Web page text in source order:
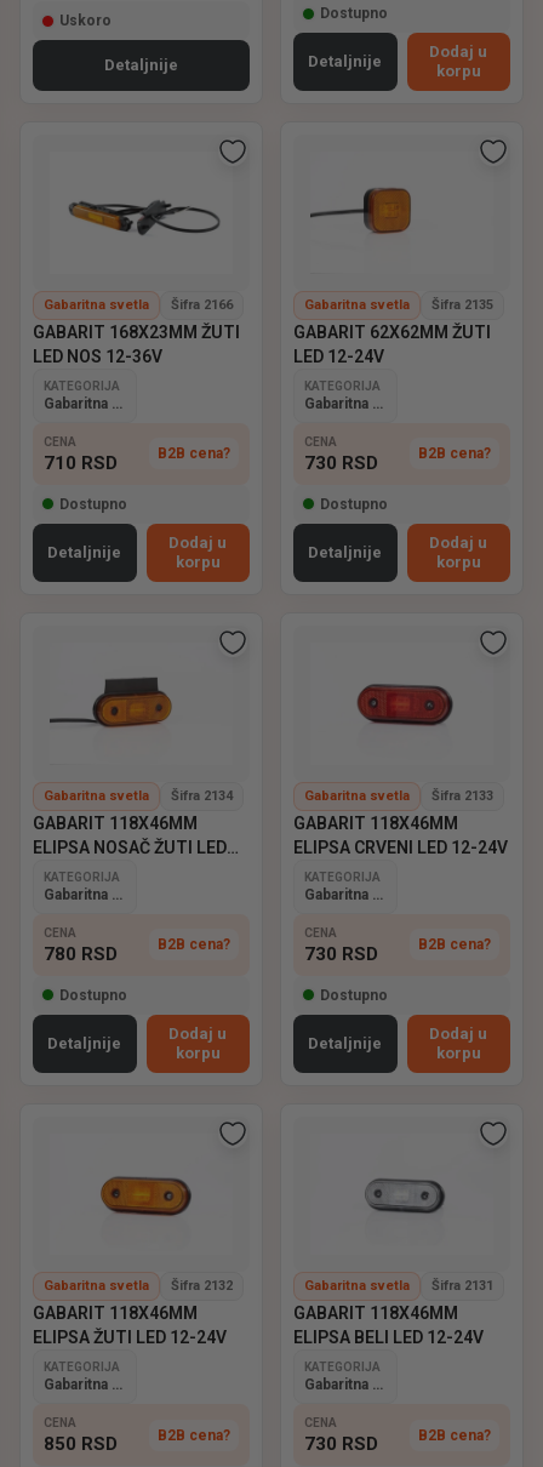
Uskoro
Detaljnije
Dostupno
Detaljnije
Dodaj u
korpu
Gabaritna svetla Šifra 2166
GABARIT 168X23MM ŽUTI
LED NOS 12-36V
KATEGORIJA
Gabaritna svetla
CENA
710 RSD B2B cena?
Dostupno
Detaljnije
Dodaj u
korpu
Gabaritna svetla Šifra 2135
GABARIT 62X62MM ŽUTI
LED 12-24V
KATEGORIJA
Gabaritna svetla
CENA
730 RSD B2B cena?
Dostupno
Detaljnije
Dodaj u
korpu
Gabaritna svetla Šifra 2134
GABARIT 118X46MM
ELIPSA NOSAČ ŽUTI LED
12-24V
KATEGORIJA
CENA
780 RSD B2B cena?
Dostupno
Detaljnije
Dodaj u
korpu
Gabaritna svetla Šifra 2133
GABARIT 118X46MM
ELIPSA CRVENI LED 12-24V
KATEGORIJA
CENA
730 RSD B2B cena?
Dostupno
Detaljnije
Dodaj u
korpu
Gabaritna svetla Šifra 2132
GABARIT 118X46MM
ELIPSA ŽUTI LED 12-24V
KATEGORIJA
Gabaritna svetla
CENA
850 RSD B2B cena?
Gabaritna svetla Šifra 2131
GABARIT 118X46MM
ELIPSA BELI LED 12-24V
KATEGORIJA
Gabaritna svetla
CENA
730 RSD B2B cena?